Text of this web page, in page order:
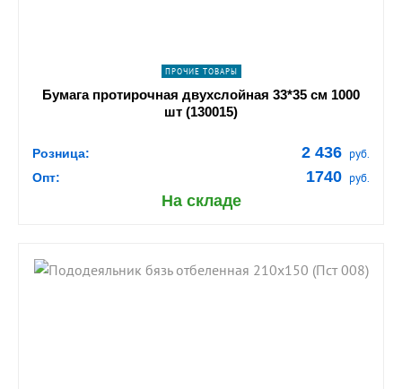
ПРОЧИЕ ТОВАРЫ
Бумага протирочная двухслойная 33*35 см 1000
шт (130015)
Розница: 2 436 руб.
Опт: 1740 руб.
На складе
shopping_cart В КОРЗИНУ